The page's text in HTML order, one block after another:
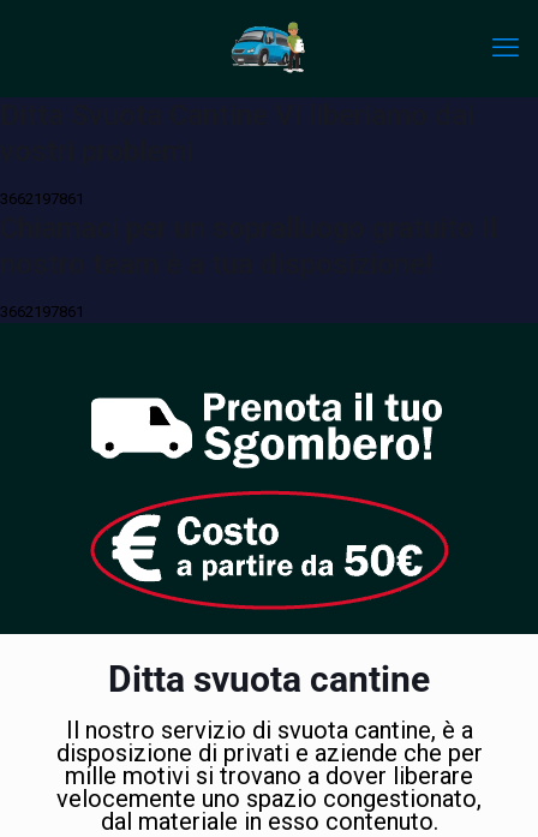
3662197861
3662197861
Ditta svuota cantine
Il nostro servizio di svuota cantine, è a
disposizione di privati e aziende che per
mille motivi si trovano a dover liberare
velocemente uno spazio congestionato,
dal materiale in esso contenuto.